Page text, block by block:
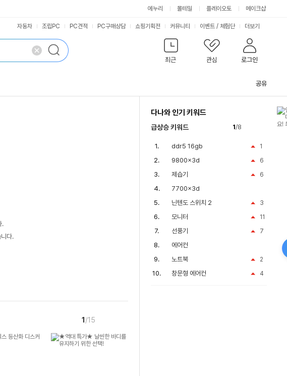
에누리 몰테일 플레이오토 메이크샵
최근 관심 로그인
자동차 조립PC PC견적 PC구매상담 쇼핑기획전 커뮤니티 이벤트 / 체험단 더보기
공유
.
다.
1 /15
다나와 인기 키워드
급상승 키워드 1/8
1
ddr5 16gb
6
9800x3d
6
제습기
7700x3d
3
닌텐도 스위치 2
11
모니터
7
선풍기
에어컨
2
노트북
4
창문형 에어컨